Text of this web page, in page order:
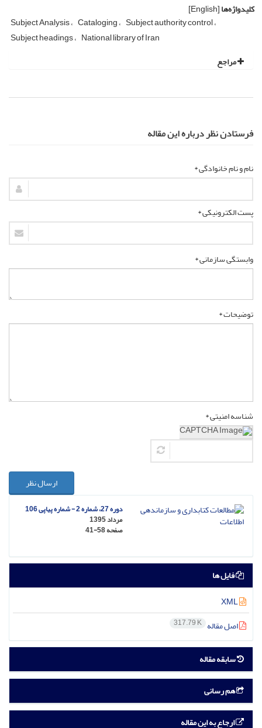
کلیدواژه‌ها[English]
Subject Analysis Cataloging Subject authority control
Subject headings National library of Iran
مراجع
فرستادن نظر درباره این مقاله
نام و نام خانوادگی *
پست الکترونیکی *
وابستگی سازمانی *
توضیحات *
شناسه امنیتی *
ارسال نظر
دوره 27، شماره 2 - شماره پیاپی 106
مرداد 1395
صفحه41-58
فایل ها
اصل مقاله 317.79 K
سابقه مقاله
هم رسانی
ارجاع به این مقاله